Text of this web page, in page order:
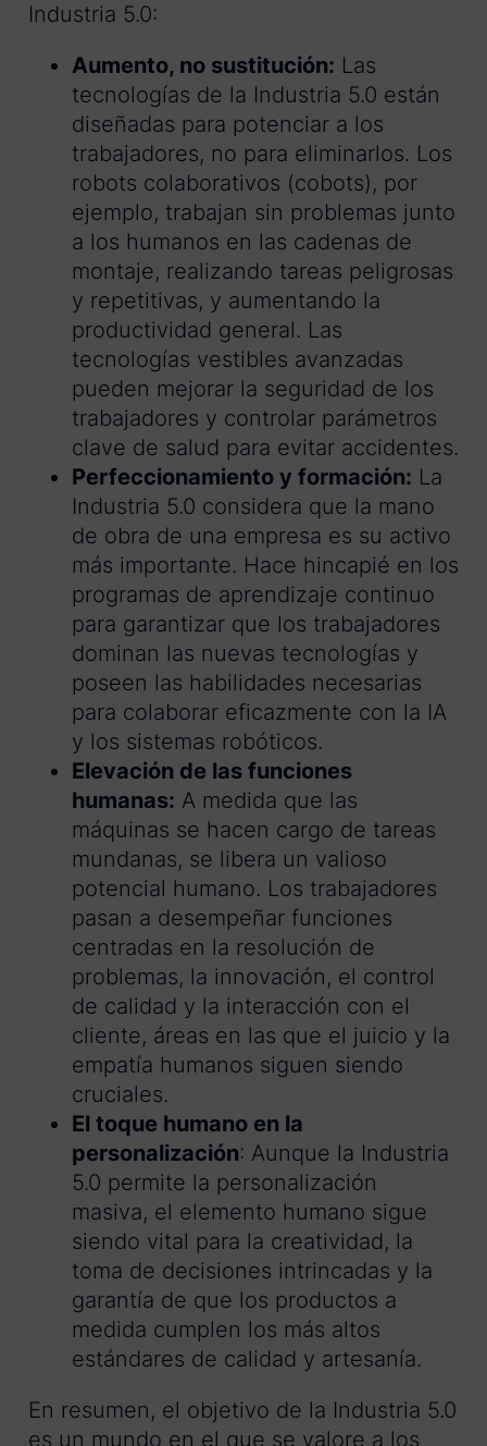
Industria 5.0:
Aumento, no sustitución: Las
tecnologías de la Industria 5.0 están
diseñadas para potenciar a los
trabajadores, no para eliminarlos. Los
robots colaborativos (cobots), por
ejemplo, trabajan sin problemas junto
a los humanos en las cadenas de
montaje, realizando tareas peligrosas
y repetitivas, y aumentando la
productividad general. Las
tecnologías vestibles avanzadas
pueden mejorar la seguridad de los
trabajadores y controlar parámetros
clave de salud para evitar accidentes.
Perfeccionamiento y formación: La
Industria 5.0 considera que la mano
de obra de una empresa es su activo
más importante. Hace hincapié en los
programas de aprendizaje continuo
para garantizar que los trabajadores
dominan las nuevas tecnologías y
poseen las habilidades necesarias
para colaborar eficazmente con la IA
y los sistemas robóticos.
Elevación de las funciones
humanas: A medida que las
máquinas se hacen cargo de tareas
mundanas, se libera un valioso
potencial humano. Los trabajadores
pasan a desempeñar funciones
centradas en la resolución de
problemas, la innovación, el control
de calidad y la interacción con el
cliente, áreas en las que el juicio y la
empatía humanos siguen siendo
cruciales.
El toque humano en la
personalización: Aunque la Industria
5.0 permite la personalización
masiva, el elemento humano sigue
siendo vital para la creatividad, la
toma de decisiones intrincadas y la
garantía de que los productos a
medida cumplen los más altos
estándares de calidad y artesanía.
En resumen, el objetivo de la Industria 5.0
es un mundo en el que se valore a los